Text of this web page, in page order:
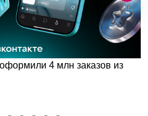
4 млн заказов из